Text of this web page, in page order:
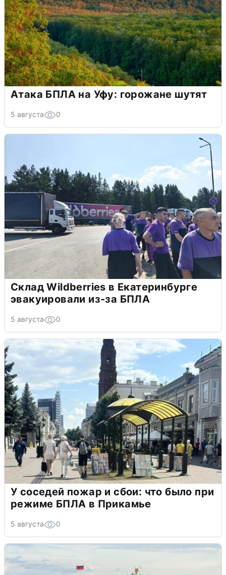
Атака БПЛА на Уфу: горожане шутят
5 августа 0
Склад Wildberries в Екатеринбурге
эвакуировали из-за БПЛА
5 августа 0
У соседей пожар и сбои: что было при
режиме БПЛА в Прикамье
5 августа 0